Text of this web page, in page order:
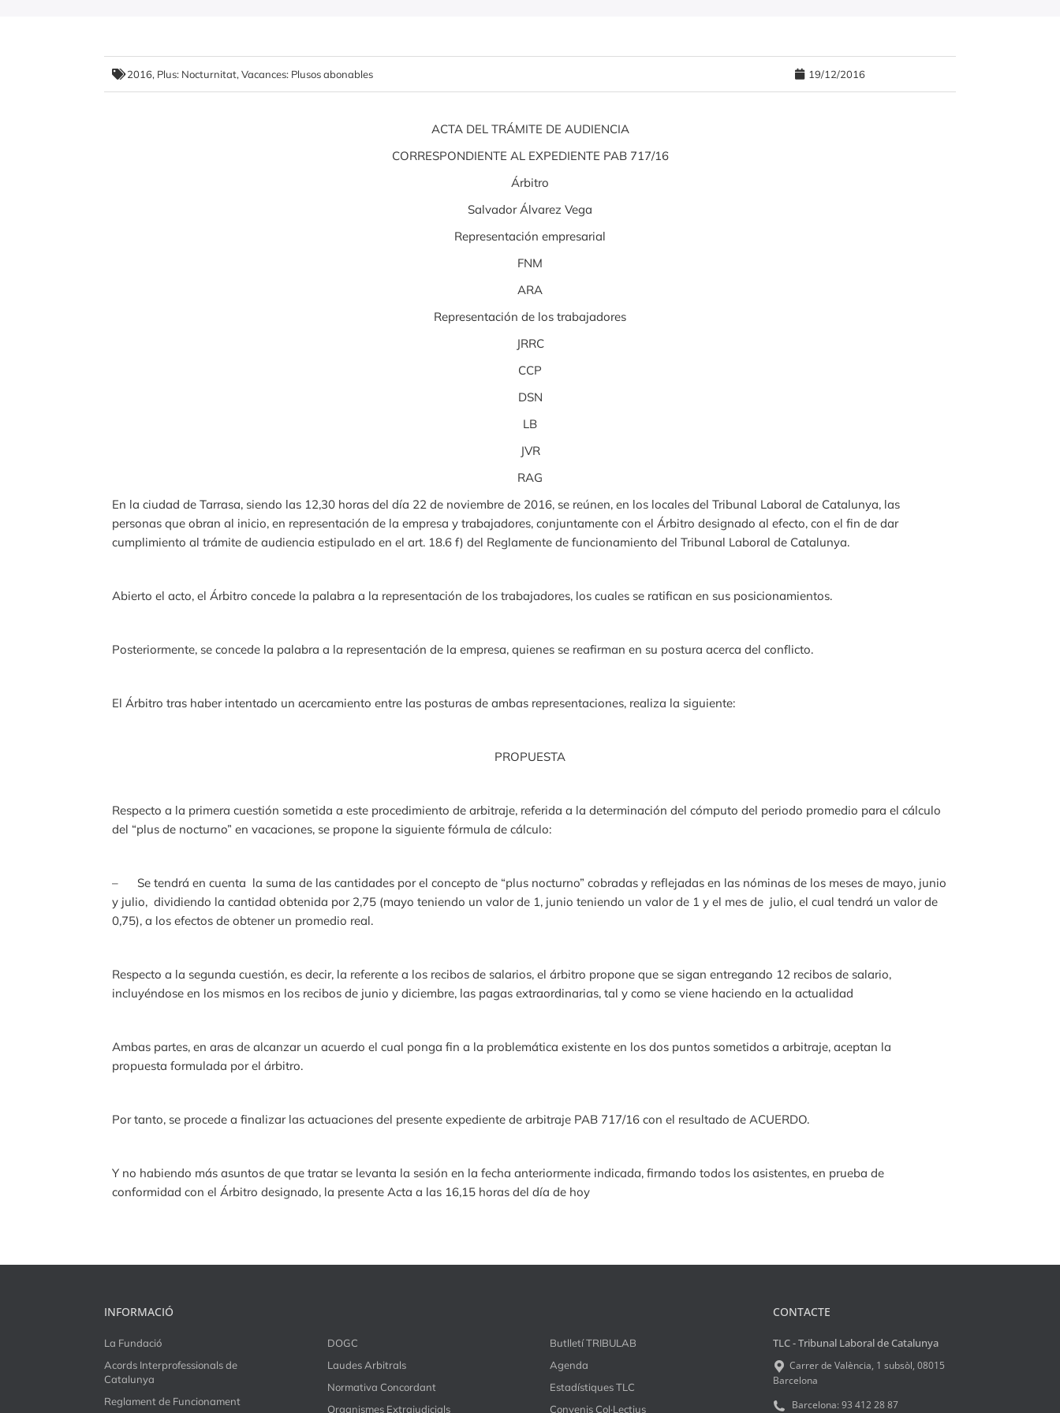
2016, Plus: Nocturnitat, Vacances: Plusos abonables 19/12/2016
ACTA DEL TRÁMITE DE AUDIENCIA
CORRESPONDIENTE AL EXPEDIENTE PAB 717/16
Árbitro
Salvador Álvarez Vega
Representación empresarial
FNM
ARA
Representación de los trabajadores
JRRC
CCP
DSN
LB
JVR
RAG
En la ciudad de Tarrasa, siendo las 12,30 horas del día 22 de noviembre de 2016, se reúnen, en los locales del Tribunal Laboral de Catalunya, las
personas que obran al inicio, en representación de la empresa y trabajadores, conjuntamente con el Árbitro designado al efecto, con el fin de dar
cumplimiento al trámite de audiencia estipulado en el art. 18.6 f) del Reglamente de funcionamiento del Tribunal Laboral de Catalunya.
Abierto el acto, el Árbitro concede la palabra a la representación de los trabajadores, los cuales se ratifican en sus posicionamientos.
Posteriormente, se concede la palabra a la representación de la empresa, quienes se reafirman en su postura acerca del conflicto.
El Árbitro tras haber intentado un acercamiento entre las posturas de ambas representaciones, realiza la siguiente:
PROPUESTA
Respecto a la primera cuestión sometida a este procedimiento de arbitraje, referida a la determinación del cómputo del periodo promedio para el cálculo
del “plus de nocturno” en vacaciones, se propone la siguiente fórmula de cálculo:
– Se tendrá en cuenta la suma de las cantidades por el concepto de “plus nocturno” cobradas y reflejadas en las nóminas de los meses de mayo, junio
y julio, dividiendo la cantidad obtenida por 2,75 (mayo teniendo un valor de 1, junio teniendo un valor de 1 y el mes de julio, el cual tendrá un valor de
0,75), a los efectos de obtener un promedio real.
Respecto a la segunda cuestión, es decir, la referente a los recibos de salarios, el árbitro propone que se sigan entregando 12 recibos de salario,
incluyéndose en los mismos en los recibos de junio y diciembre, las pagas extraordinarias, tal y como se viene haciendo en la actualidad
Ambas partes, en aras de alcanzar un acuerdo el cual ponga fin a la problemática existente en los dos puntos sometidos a arbitraje, aceptan la
propuesta formulada por el árbitro.
Por tanto, se procede a finalizar las actuaciones del presente expediente de arbitraje PAB 717/16 con el resultado de ACUERDO.
Y no habiendo más asuntos de que tratar se levanta la sesión en la fecha anteriormente indicada, firmando todos los asistentes, en prueba de
conformidad con el Árbitro designado, la presente Acta a las 16,15 horas del día de hoy
INFORMACIÓ
La Fundació
Acords Interprofessionals de
Catalunya
Reglament de Funcionament
DOGC
Laudes Arbitrals
Normativa Concordant
Organismes Extrajudicials
Butlletí TRIBULAB
Agenda
Estadístiques TLC
Convenis Col·Lectius
CONTACTE
TLC - Tribunal Laboral de Catalunya
Carrer de València, 1 subsòl, 08015
Barcelona
Barcelona: 93 412 28 87